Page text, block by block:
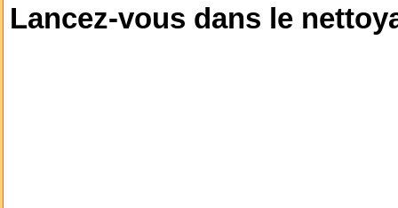
Lancez-vous dans le